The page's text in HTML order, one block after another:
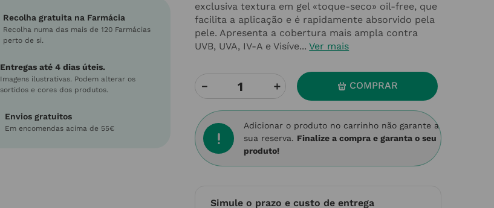
Recolha gratuita na Farmácia
Recolha numa das mais de 120 Farmácias
perto de si.
Entregas até 4 dias úteis.
Imagens ilustrativas. Podem alterar os
sortidos e cores dos produtos.
Envios gratuitos
Em encomendas acima de 55€
exclusiva textura em gel «toque-seco» oil-free, que
facilita a aplicação e é rapidamente absorvido pela
pele. Apresenta a cobertura mais ampla contra
UVB, UVA, IV-A e Visíve... Ver mais
＋
－ COMPRAR
Adicionar o produto no carrinho não garante a
sua reserva. Finalize a compra e garanta o seu
produto!
Simule o prazo e custo de entrega